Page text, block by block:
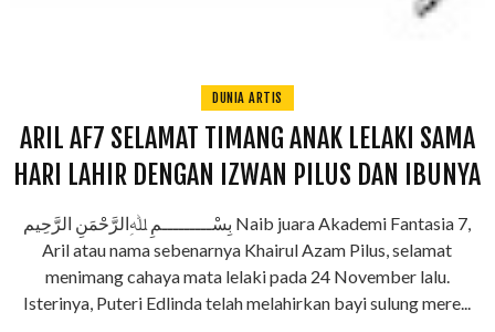
DUNIA ARTIS
ARIL AF7 SELAMAT TIMANG ANAK LELAKI SAMA
HARI LAHIR DENGAN IZWAN PILUS DAN IBUNYA
بِسْـــــــــمِ ﷲِالرَّحْمَنِ الرَّحِيم Naib juara Akademi Fantasia 7,
Aril atau nama sebenarnya Khairul Azam Pilus, selamat
menimang cahaya mata lelaki pada 24 November lalu.
Isterinya, Puteri Edlinda telah melahirkan bayi sulung mere...